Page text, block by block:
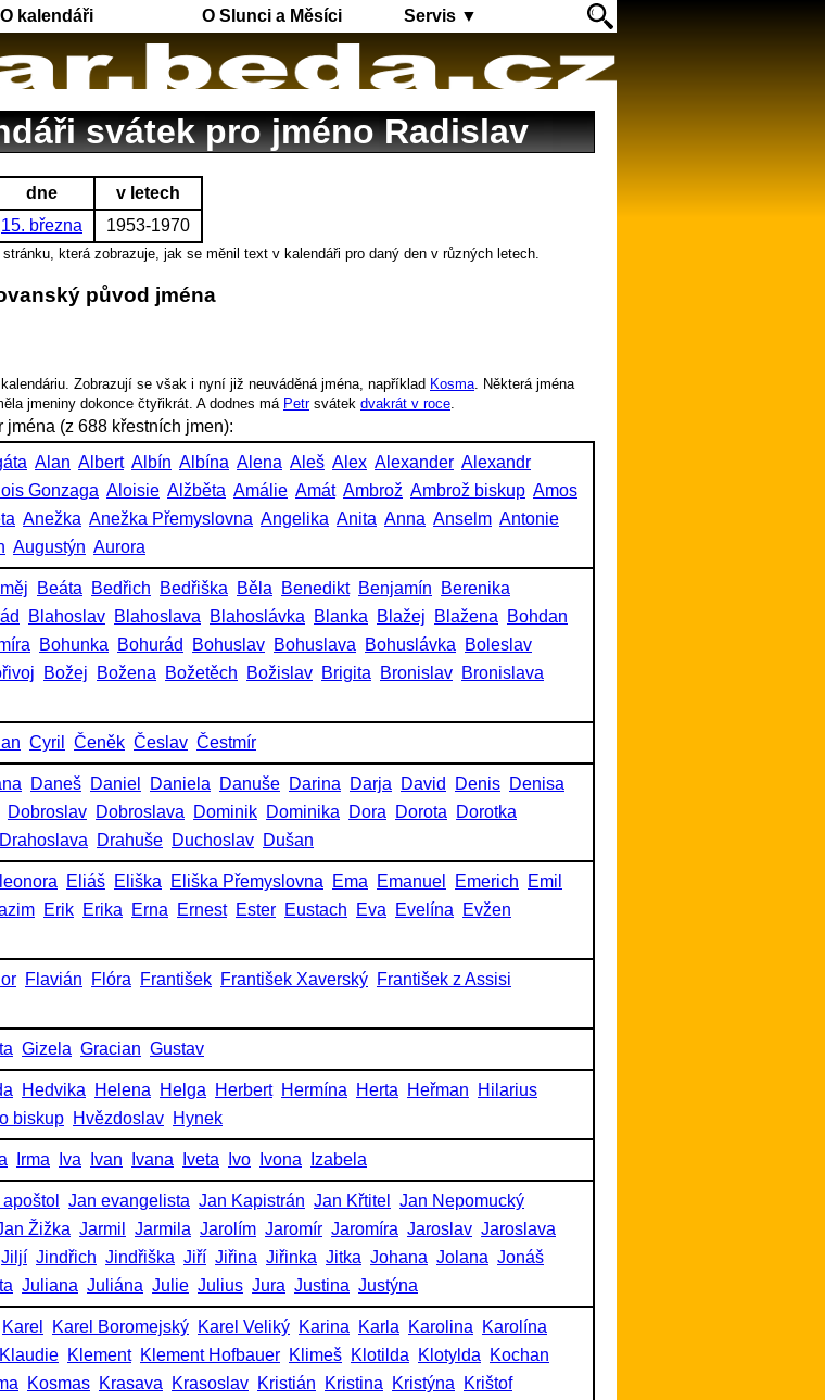
O kalendáři O Slunci a Měsíci Servis ▼
svátek pro jméno Radislav
dne
v letech
15. března
1953-1970
která zobrazuje, jak se měnil text v kalendáři pro daný den v různých letech.
původ jména
Zobrazují se však i nyní již neuváděná jména, například Kosma . Některá jména
jmeniny dokonce čtyřikrát. A dodnes má Petrsvátek dvakrát v roce
jména (z 688 křestních jmen):
Alan Albert Albín Albína Alena Aleš Alex Alexander Alexandr
Gonzaga Aloisie Alžběta Amálie Amát Ambrož Ambrož biskup Amos
Anežka Anežka Přemyslovna Angelika Anita Anna Anselm Antonie
Augustýn Aurora
Beáta Bedřich Bedřiška Běla Benedikt Benjamín
Berenika
Blahoslav Blahoslava Blahoslávka Blanka Blažej Blažena
Bohdan
Bohunka Bohurád Bohuslav Bohuslava Bohuslávka
Boleslav
Božej Božena Božetěch Božislav Brigita Bronislav Bronislava
Cyril Čeněk Česlav Čestmír
Daneš Daniel Daniela Danuše Darina Darja David Denis Denisa
Dobroslav Dobroslava Dominik Dominika Dora Dorota
Dorotka
Drahoslava Drahuše Duchoslav Dušan
Eliáš Eliška Eliška Přemyslovna Ema Emanuel Emerich
Emil
Erik Erika Erna Ernest Ester Eustach Eva Evelína
Evžen
Flavián Flóra František František Xaverský František z Assisi
Gizela Gracian Gustav
Hedvika Helena Helga Herbert Hermína Herta Heřman
Hilarius
biskup Hvězdoslav Hynek
Irma Iva Ivan Ivana Iveta Ivo Ivona Izabela
Jan evangelista Jan Kapistrán Jan Křtitel
Jan Nepomucký
Žižka Jarmil Jarmila Jarolím Jaromír Jaromíra Jaroslav Jaroslava
Jiljí Jindřich Jindřiška Jiří Jiřina Jiřinka Jitka Johana Jolana Jonáš
Juliana Juliána Julie Julius Jura Justina Justýna
Karel Karel Boromejský Karel Veliký Karina Karla Karolina
Karolína
Klaudie Klement Klement Hofbauer Klimeš Klotilda Klotylda
Kochan
Kosmas Krasava Krasoslav Kristián Kristina Kristýna
Krištof